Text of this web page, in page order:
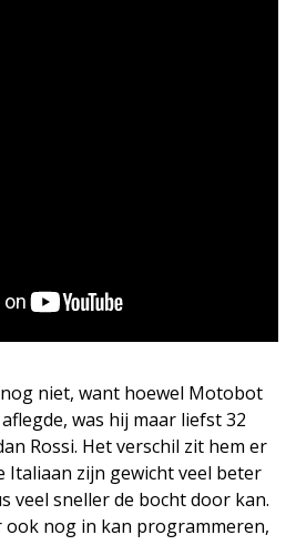
niet, want hoewel Motobot
was hij maar liefst 32
Rossi. Het verschil zit hem er
Italiaan zijn gewicht veel beter
veel sneller de bocht door kan.
ook nog in kan programmeren,